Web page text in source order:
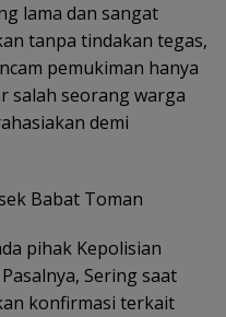
lama dan sangat
tanpa tindakan tegas,
pemukiman hanya
salah seorang warga
demi
Babat Toman
pihak Kepolisian
Sering saat
konfirmasi terkait